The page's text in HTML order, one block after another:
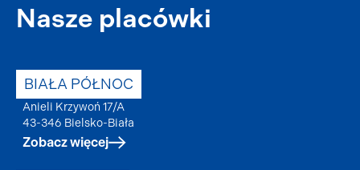
Nasze placówki
BIAŁA PÓŁNOC
Anieli Krzywoń 17/A
43-346 Bielsko-Biała
Zobacz więcej